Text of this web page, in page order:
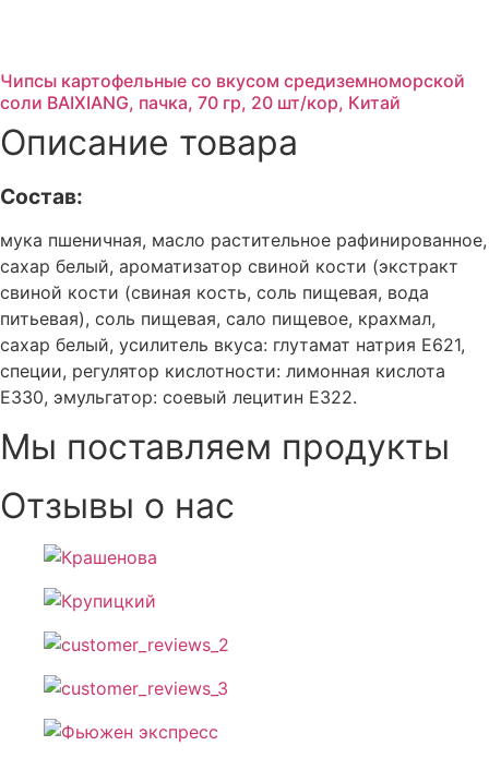
Чипсы картофельные со вкусом средиземноморской
соли BAIXIANG, пачка, 70 гр, 20 шт/кор, Китай
Описание товара
Cостав:
мука пшеничная, масло растительное рафинированное,
сахар белый, ароматизатор свиной кости (экстракт
свиной кости (свиная кость, соль пищевая, вода
питьевая), соль пищевая, сало пищевое, крахмал,
сахар белый, усилитель вкуса: глутамат натрия Е621,
специи, регулятор кислотности: лимонная кислота
Е330, эмульгатор: соевый лецитин Е322.
Мы поставляем продукты
Отзывы о нас